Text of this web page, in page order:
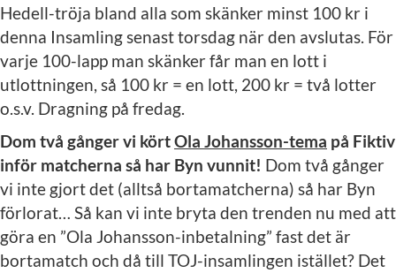
Hedell-tröja bland alla som skänker minst 100 kr i
denna Insamling senast torsdag när den avslutas. För
varje 100-lapp man skänker får man en lott i
utlottningen, så 100 kr = en lott, 200 kr = två lotter
o.s.v. Dragning på fredag.
Dom två gånger vi körtOla Johansson-tema på Fiktiv
inför matcherna så har Byn vunnit! Dom två gånger
vi inte gjort det (alltså bortamatcherna) så har Byn
förlorat… Så kan vi inte bryta den trenden nu med att
göra en ”Ola Johansson-inbetalning” fast det är
bortamatch och då till TOJ-insamlingen istället? Det